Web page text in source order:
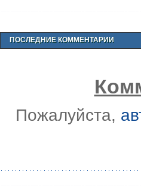
ПОСЛЕДНИЕ КОММЕНТАРИИ
Пожалуйста,